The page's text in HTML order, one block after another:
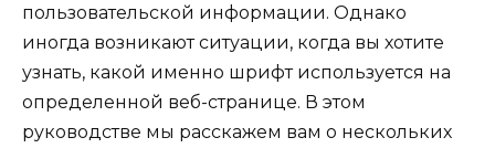
пользовательской информации. Однако
иногда возникают ситуации, когда вы хотите
узнать, какой именно шрифт используется на
определенной веб-странице. В этом
руководстве мы расскажем вам о нескольких